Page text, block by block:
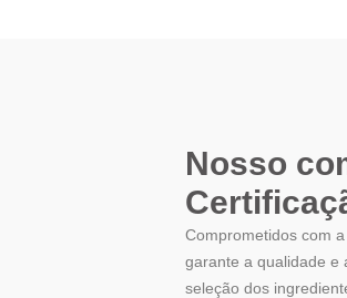
Nosso
Comprometidos com
garante a qualidade e
seleção dos